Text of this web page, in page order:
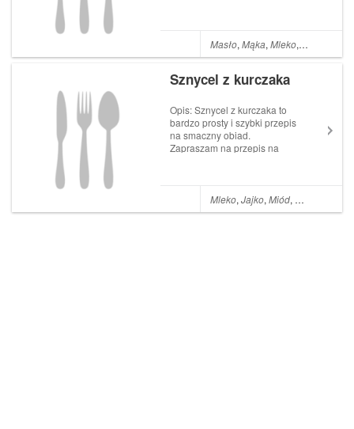
Składniki: 1 kalafior 200 g
żółtego sera 50 g masła 1/4
Masło,Mąka,Mleko, Koperek
Sznycel z kurczaka
Opis: Sznycel z kurczaka to
bardzo prosty i szybki przepis
na smaczny obiad.
Zapraszam na przepis na
(podwójna) 1 jajko 1 łyżka
mleka 1/2 szklanki bułki tartej
Mleko,Jajko,Miód, Olej